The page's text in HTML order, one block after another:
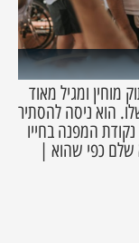
שיתוק מוחין ומגיל מאוד
הוא ניסה להסתיר
המפנה בחייו
שלם כפי שהוא |